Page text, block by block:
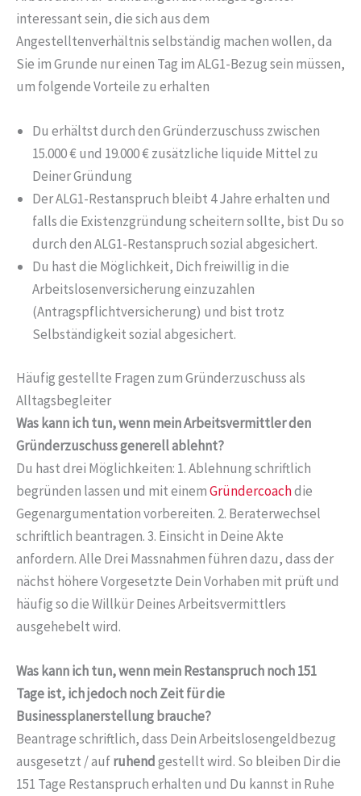
interessant sein, die sich aus dem
Angestelltenverhältnis selbständig machen wollen, da
Sie im Grunde nur einen Tag im ALG1-Bezug sein müssen,
um folgende Vorteile zu erhalten
Du erhältst durch den Gründerzuschuss zwischen
15.000 € und 19.000 € zusätzliche liquide Mittel zu
Deiner Gründung
Der ALG1-Restanspruch bleibt 4 Jahre erhalten und
falls die Existenzgründung scheitern sollte, bist Du so
durch den ALG1-Restanspruch sozial abgesichert.
Du hast die Möglichkeit, Dich freiwillig in die
Arbeitslosenversicherung einzuzahlen
(Antragspflichtversicherung) und bist trotz
Selbständigkeit sozial abgesichert.
Häufig gestellte Fragen zum Gründerzuschuss als
Alltagsbegleiter
Was kann ich tun, wenn mein Arbeitsvermittler den
Gründerzuschuss generell ablehnt?
Du hast drei Möglichkeiten: 1. Ablehnung schriftlich
begründen lassen und mit einemGründercoachdie
Gegenargumentation vorbereiten. 2. Beraterwechsel
schriftlich beantragen. 3. Einsicht in Deine Akte
anfordern. Alle Drei Massnahmen führen dazu, dass der
nächst höhere Vorgesetzte Dein Vorhaben mit prüft und
häufig so die Willkür Deines Arbeitsvermittlers
ausgehebelt wird.
Was kann ich tun, wenn mein Restanspruch noch 151
Tage ist, ich jedoch noch Zeit für die
Businessplanerstellung brauche?
Beantrage schriftlich, dass Dein Arbeitslosengeldbezug
ausgesetzt / aufruhendgestellt wird. So bleiben Dir die
151 Tage Restanspruch erhalten und Du kannst in Ruhe